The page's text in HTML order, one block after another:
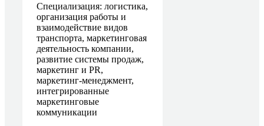
Специализация: логистика,
организация работы и
взаимодействие видов
транспорта, маркетинговая
деятельность компании,
развитие системы продаж,
маркетинг и PR,
маркетинг-менеджмент,
интегрированные
маркетинговые
коммуникации